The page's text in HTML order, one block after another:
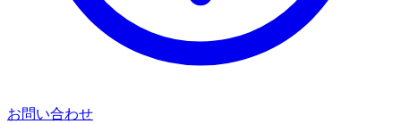
お問い合わせ